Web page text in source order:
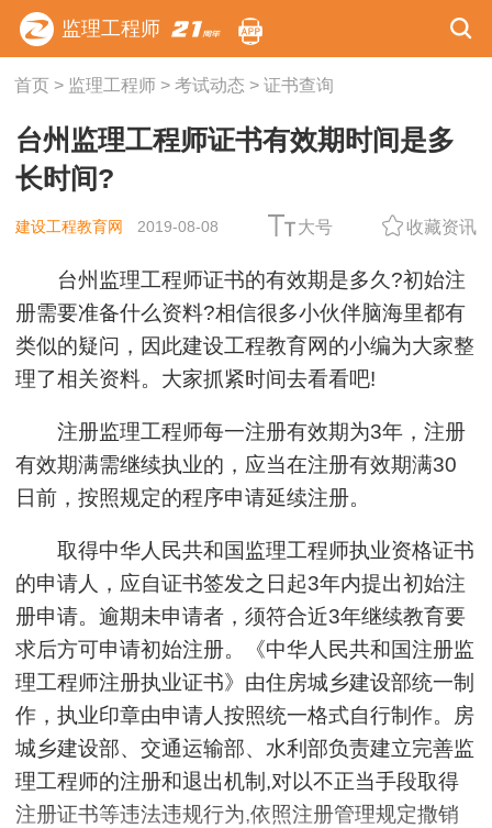
监理工程师
首页> 监理工程师> 考试动态 > 证书查询
台州监理工程师证书有效期时间是多
长时间?
建设工程教育网 2019-08-08 大号 收藏资讯
台州监理工程师证书的有效期是多久?初始注
册需要准备什么资料?相信很多小伙伴脑海里都有
类似的疑问，因此建设工程教育网的小编为大家整
理了相关资料。大家抓紧时间去看看吧!
注册监理工程师每一注册有效期为3年，注册
有效期满需继续执业的，应当在注册有效期满30
日前，按照规定的程序申请延续注册。
取得中华人民共和国监理工程师执业资格证书
的申请人，应自证书签发之日起3年内提出初始注
册申请。逾期未申请者，须符合近3年继续教育要
求后方可申请初始注册。《中华人民共和国注册监
理工程师注册执业证书》由住房城乡建设部统一制
作，执业印章由申请人按照统一格式自行制作。房
城乡建设部、交通运输部、水利部负责建立完善监
理工程师的注册和退出机制,对以不正当手段取得
注册证书等违法违规行为,依照注册管理规定撒销